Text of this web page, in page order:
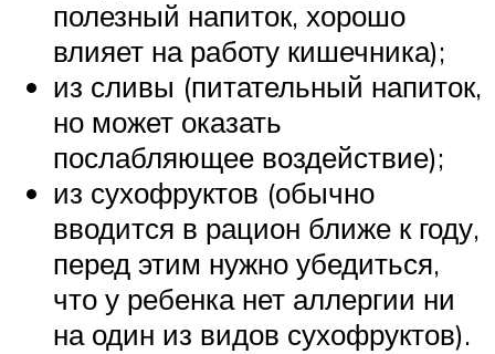
полезный напиток, хорошо
влияет на работу кишечника);
из сливы (питательный напиток,
но может оказать
послабляющее воздействие);
из сухофруктов (обычно
вводится в рацион ближе к году,
перед этим нужно убедиться,
что у ребенка нет аллергии ни
на один из видов сухофруктов).